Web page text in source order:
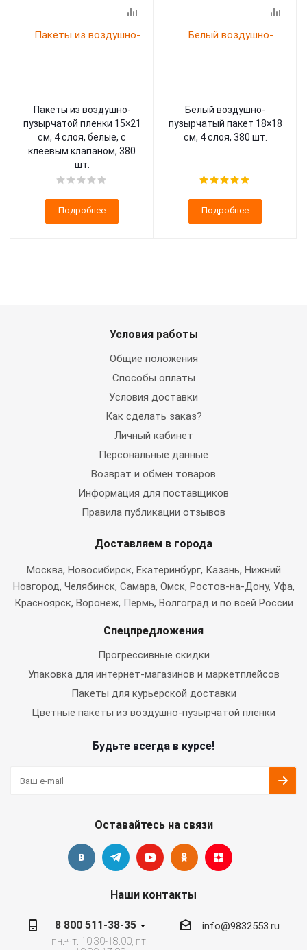
Пакеты из воздушно-
пузырчатой пленки 15×21
см, 4 слоя, белые, с
клеевым клапаном, 380
шт.
Подробнее
Белый воздушно-
пузырчатый пакет 18×18
см, 4 слоя, 380 шт.
Подробнее
Условия работы
Общие положения
Способы оплаты
Условия доставки
Как сделать заказ?
Личный кабинет
Персональные данные
Возврат и обмен товаров
Информация для поставщиков
Правила публикации отзывов
Доставляем в города
Москва, Новосибирск, Екатеринбург, Казань, Нижний
Новгород, Челябинск, Самара, Омск, Ростов-на-Дону, Уфа,
Красноярск, Воронеж, Пермь, Волгоград и по всей России
Спецпредложения
Прогрессивные скидки
Упаковка для интернет-магазинов и маркетплейсов
Пакеты для курьерской доставки
Цветные пакеты из воздушно-пузырчатой пленки
Будьте всегда в курсе!
Оставайтесь на связи
Наши контакты
8 800 511-38-35
пн.-чт. 10.30-18.00, пт.
info@9832553.ru